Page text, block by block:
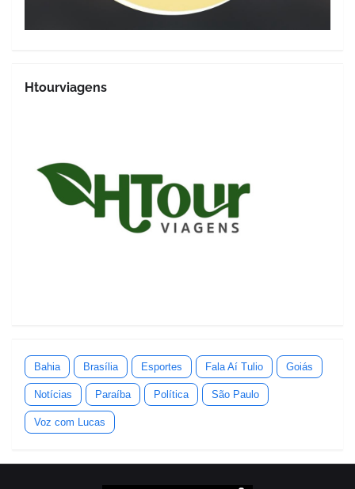
Htourviagens
Bahia Brasília Esportes Fala Aí Tulio Goiás
Notícias Paraíba Política São Paulo
Voz com Lucas